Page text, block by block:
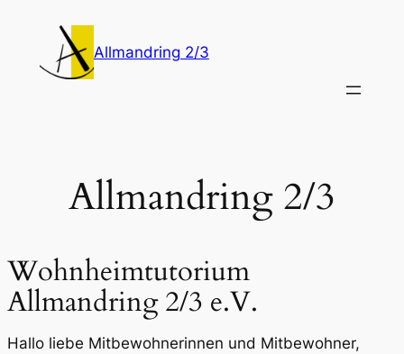
springen
Allmandring 2/3
Allmandring 2/3
Wohnheimtutorium
Allmandring 2/3 e.V.
Hallo liebe Mitbewohnerinnen und Mitbewohner,